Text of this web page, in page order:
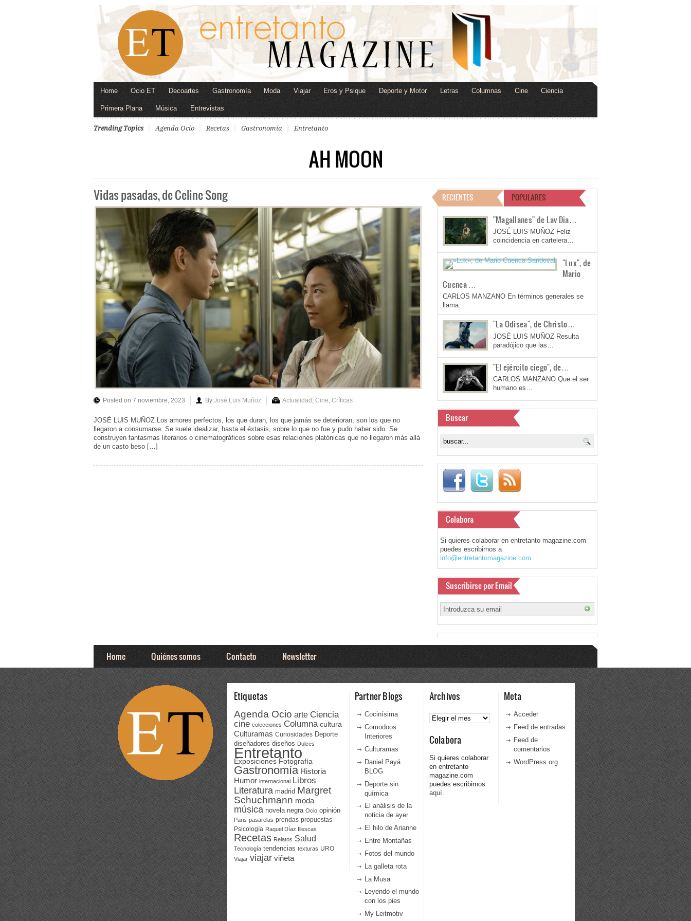
Home Ocio ET Decoartes Gastronomía Moda Viajar Eros y Psique Deporte y Motor Letras Columnas Cine Ciencia
Primera Plana Música Entrevistas
Trending Topics Agenda Ocio Recetas Gastronomía Entretanto
AH MOON
Vidas pasadas, de Celine Song
Posted on 7 noviembre, 2023 By José Luis Muñoz Actualidad Cine Críticas
JOSÉ LUIS MUÑOZ Los amores perfectos, los que duran, los que jamás se deterioran, son los que no
llegaron a consumarse. Se suele idealizar, hasta el éxtasis, sobre lo que no fue y pudo haber sido. Se
construyen fantasmas literarios o cinematográficos sobre esas relaciones platónicas que no llegaron más allá
de un casto beso […]
RECIENTES POPULARES
"Magallanes" de Lav Dia…
JOSÉ LUIS MUÑOZ Feliz
coincidencia en cartelera…
"Lux", de
Mario
Cuenca …
CARLOS MANZANO En términos generales se
llama…
"La Odisea", de Christo…
JOSÉ LUIS MUÑOZ Resulta
paradójico que las…
"El ejército ciego", de…
CARLOS MANZANO Que el ser
humano es…
Buscar
Colabora
Si quieres colaborar en entretanto magazine.com
puedes escribirnos a
info@entretantomagazine.com
Suscribirse por Email
Home Quiénes somos Contacto Newsletter
Etiquetas
Agenda Ocio arte Ciencia
cine colecciones Columna cultura
Culturamas Curiosidades Deporte
diseñadores diseños Dulces
Entretanto
Exposiciones Fotografía
Gastronomía Historia
Humor internacional Libros
Literatura madrid Margret
Schuchmann moda
música novela negra Ocio opinión
Paris pasarelas prendas propuestas
Psicología Raquel Díaz Illescas
Recetas Relatos Salud
Tecnología tendencias texturas URO
Viajar viajar viñeta
Partner Blogs
Cocinísima
Comodoos
Interiores
Culturamas
Daniel Payá
BLOG
Deporte sin
química
El análisis de la
noticia de ayer
El hilo de Arianne
Entre Montañas
Fotos del mundo
La galleta rota
La Musa
Leyendo el mundo
con los pies
My Leitmotiv
Archivos
Archivos
Colabora
Si quieres colaborar
en entretanto
magazine.com
puedes escribirnos
aquí.
Meta
Acceder
Feed de entradas
Feed de
comentarios
WordPress.org